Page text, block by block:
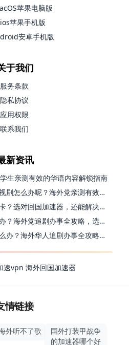
苹果电脑版
苹果手机版
安卓手机版
于我们
服务条款
隐私协议
应用权限
联系我们
新资讯
生亲测有效的华语内容解锁指南
在国外看不了央视影音电视剧怎么办呢？海外党亲测有效的回国加速方案
海外华人看国内电视剧总卡？选对回国加速器，还能解决菲律宾打不开反诈中心的问题
探花在比利时用不了怎么办？海外党追剧办事全攻略，选对加速器就够了
番茄小说在老挝用不了怎么办？海外华人追剧办事全攻略（附实用工具推荐）
速vpn 海外回国加速器
情链接
外听不了歌
国外打装甲战争
的加速器哪个好